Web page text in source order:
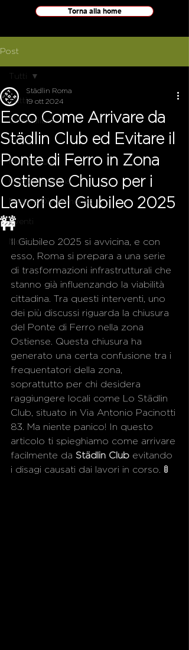
Torna alla home
Post
Tutti
Cocktailbar
Food
Personaggi
Cultura e Storia
Feste e Divertimento
Eventi
Notizie
Tutti
Ecco Come Arrivare da
Städlin Club ed Evitare il
Ponte di Ferro in Zona
Ostiense Chiuso per i
Lavori del Giubileo 2025
🚧
Städlin Roma
19 ott 2024
Il Giubileo 2025 si avvicina, e con
esso, Roma si prepara a una serie
di trasformazioni infrastrutturali che
stanno già influenzando la viabilità
cittadina. Tra questi interventi, uno
dei più discussi riguarda la chiusura
del Ponte di Ferro nella zona
Ostiense. Questa chiusura ha
generato una certa confusione tra i
frequentatori della zona,
soprattutto per chi desidera
raggiungere locali come Lo Städlin
Club, situato in Via Antonio Pacinotti
83. Ma niente panico! In questo
articolo ti spieghiamo come arrivare
facilmente da Städlin Club evitando
i disagi causati dai lavori in corso. 🚦